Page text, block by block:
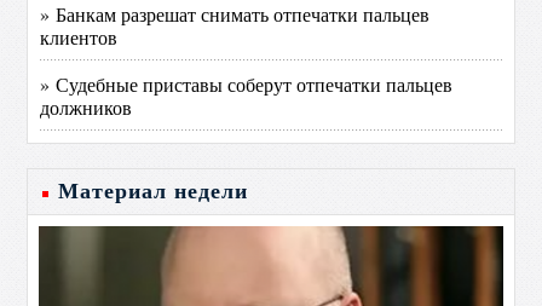
» Банкам разрешат снимать отпечатки пальцев
клиентов
» Судебные приставы соберут отпечатки пальцев
должников
Материал недели